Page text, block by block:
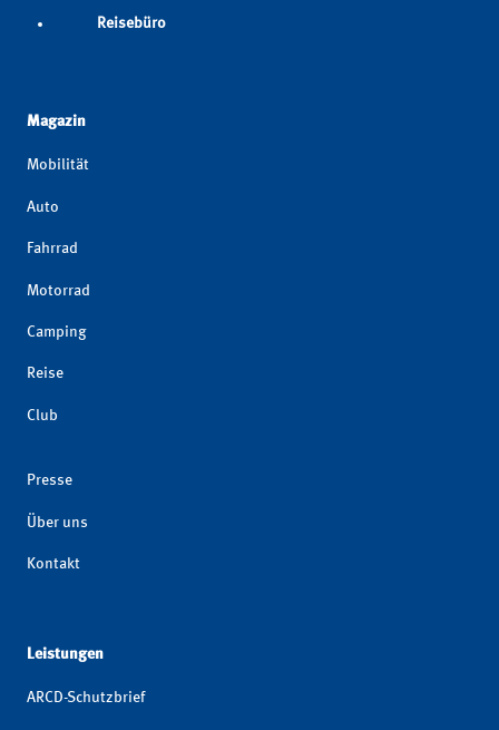
Reisebüro
Magazin
Mobilität
Auto
Fahrrad
Motorrad
Camping
Reise
Club
Presse
Über uns
Kontakt
Leistungen
ARCD-Schutzbrief